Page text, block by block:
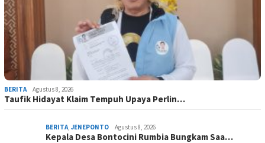
BERITA Agustus 8, 2026
Taufik Hidayat Klaim Tempuh Upaya Perlin…
BERITA JENEPONTO Agustus 8, 2026
Kepala Desa Bontocini Rumbia Bungkam Saa…